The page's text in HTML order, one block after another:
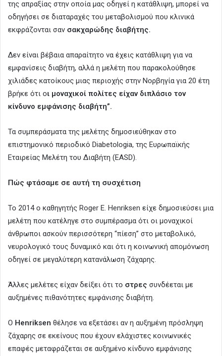
της απραξίας στην οποία μας οδηγεί η κατάθλιψη, μπορεί να
οδηγήσει σε διαταραχές του μεταβολισμού που κλινικά
εκφράζονται σαν σακχαρώδης διαβήτης.
Δεν είναι βέβαια απαραίτητο να έχεις κατάθλιψη για να
εμφανίσεις διαβήτη, αλλά η μελέτη που παρακολούθησε
χιλιάδες κατοίκους μιας περιοχής στην Νορβηγία για 20 έτη
βρήκε ότι οι μοναχικοί πολίτες είχαν διπλάσιο τον
κίνδυνο εμφάνισης διαβήτη”.
Τα συμπεράσματα της μελέτης δημοσιεύθηκαν στο
επιστημονικό περιοδικό Diabetologia, της Ευρωπαϊκής
Εταιρείας Μελέτη του Διαβήτη (EASD).
Πώς φτάσαμε σε αυτή τη συσχέτιση
Το 2014 ο καθηγητής Roger E. Henriksen είχε δημοσιεύσει μια
μελέτη που κατέληγε στο συμπέρασμα ότι οι μοναχικοί
άνθρωποι ασκούν περισσότερη “πίεση” στο μεταβολικό,
νευρολογικό τους δυναμικό και ότι η κοινωνική απομόνωση
οδηγεί σε μεγαλύτερη κατανάλωση ζάχαρης.
Άλλες μελέτες είχαν δείξει ότι το στρες συνδέεται με
αυξημένες πιθανότητες εμφάνισης διαβήτη.
Ο Henriksen θέλησε να εξετάσει αν η αυξημένη πρόσληψη
ζάχαρης σε εκείνους που έχουν ελάχιστες κοινωνικές
επαφές μεταφράζεται σε αυξημένο κίνδυνο εμφάνισης